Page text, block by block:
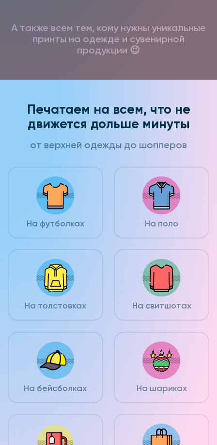
А также всем тем, кому нужны уникальные
принты на одежде и сувенирной
продукции 😉
Печатаем на всем, что не
движется дольше минуты
от верхней одежды до шопперов
На футболках На поло
На толстовках На свитшотах
На бейсболках На шариках